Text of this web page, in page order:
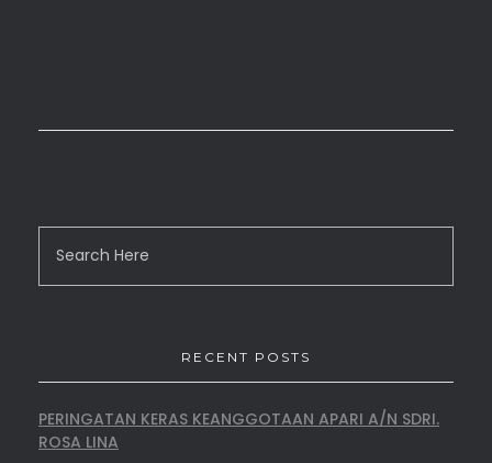
RECENT POSTS
PERINGATAN KERAS KEANGGOTAAN APARI A/N SDRI.
ROSA LINA